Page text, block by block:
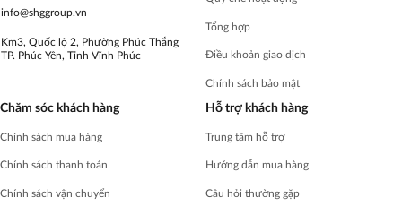
info@shggroup.vn
Km3, Quốc lộ 2, Phường Phúc Thắng
TP. Phúc Yên, Tỉnh Vĩnh Phúc
Tổng hợp
Điều khoản giao dịch
Chính sách bảo mật
Chăm sóc khách hàng
Chính sách mua hàng
Chính sách thanh toán
Chính sách vận chuyển
Hỗ trợ khách hàng
Trung tâm hỗ trợ
Hướng dẫn mua hàng
Câu hỏi thường gặp